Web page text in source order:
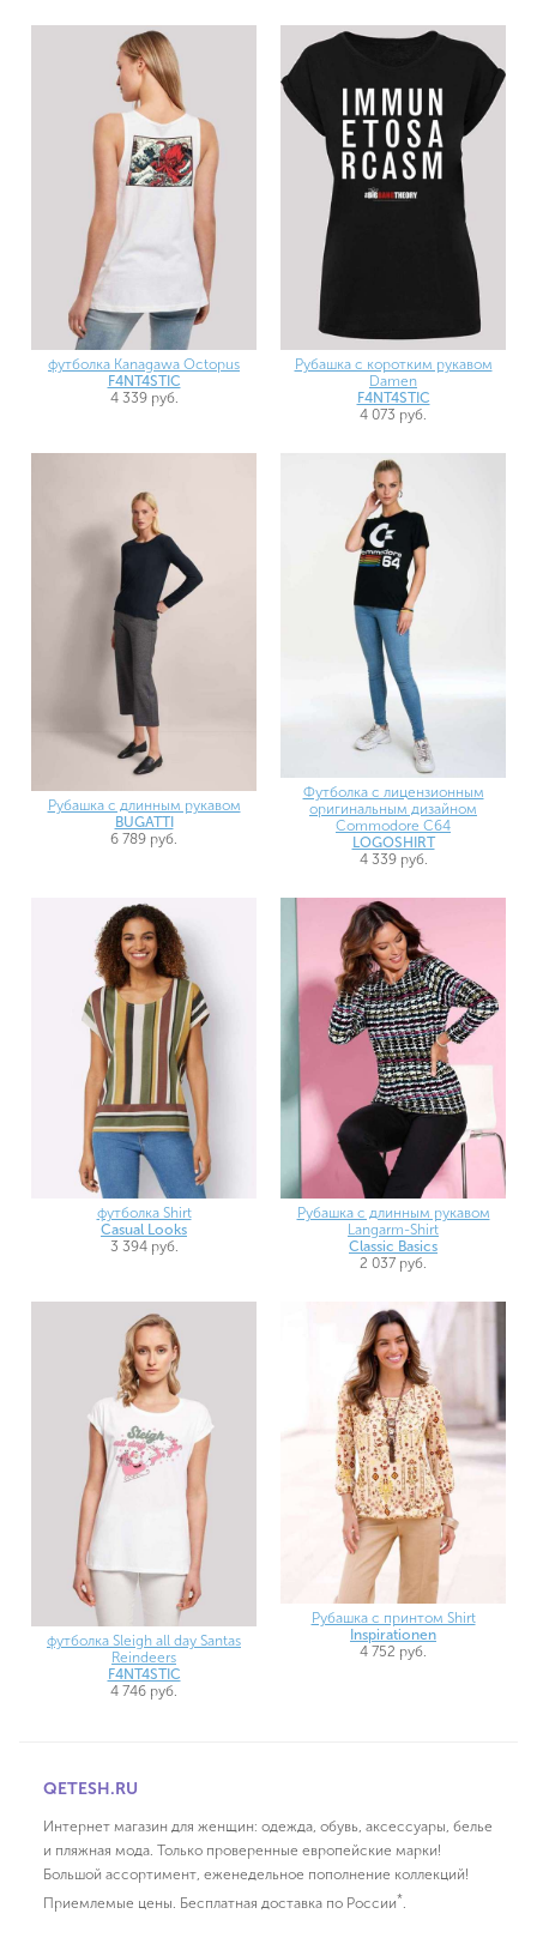
футболка Kanagawa Octopus
F4NT4STIC
4 339 руб.
Рубашка с коротким рукавом
Damen
F4NT4STIC
4 073 руб.
Рубашка с длинным рукавом
BUGATTI
6 789 руб.
Футболка с лицензионным
оригинальным дизайном
Commodore C64
LOGOSHIRT
4 339 руб.
футболка Shirt
Casual Looks
3 394 руб.
Рубашка с длинным рукавом
Langarm-Shirt
Classic Basics
2 037 руб.
футболка Sleigh all day Santas
Reindeers
F4NT4STIC
4 746 руб.
Рубашка с принтом Shirt
Inspirationen
4 752 руб.
QETESH.RU
Интернет магазин для женщин: одежда, обувь, аксессуары, белье
и пляжная мода. Только проверенные европейские марки!
Большой ассортимент, еженедельное пополнение коллекций!
Приемлемые цены. Бесплатная доставка по России*.